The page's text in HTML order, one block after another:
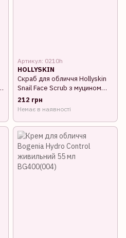
Артикул: 0210h
HOLLYSKIN
Скраб для обличчя Hollyskin
Snail Face Scrub з муцином
равлика 100 мл
212 грн
Немає в наявності